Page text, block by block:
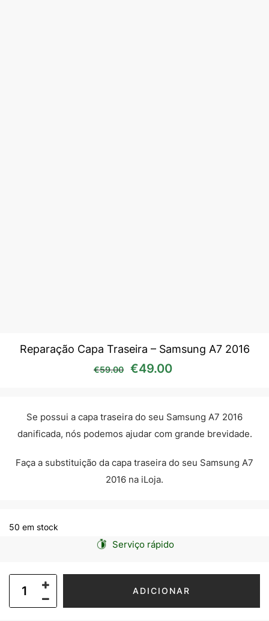
Reparação Capa Traseira – Samsung A7 2016
€59.00 O preço original era:
€49.00
Se possui a capa traseira do seu Samsung A7 2016
danificada, nós podemos ajudar com grande brevidade.
Faça a substituição da capa traseira do seu Samsung A7
2016 na iLoja.
50 em stock
Serviço rápido
ADICIONAR